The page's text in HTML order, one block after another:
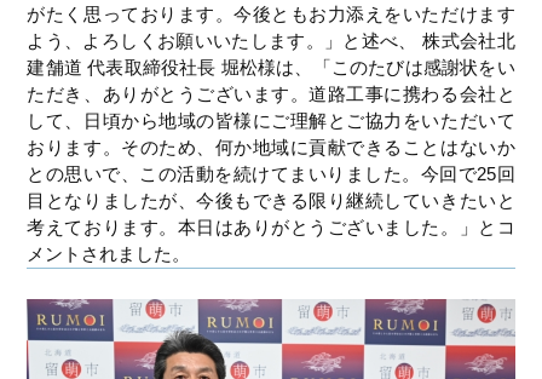
がたく思っております。今後ともお力添えをいただけます
よう、よろしくお願いいたします。」と述べ、 株式会社北
建舗道 代表取締役社長 堀松様は、「このたびは感謝状をい
ただき、ありがとうございます。道路工事に携わる会社と
して、日頃から地域の皆様にご理解とご協力をいただいて
おります。そのため、何か地域に貢献できることはないか
との思いで、この活動を続けてまいりました。今回で25回
目となりましたが、今後もできる限り継続していきたいと
考えております。本日はありがとうございました。」とコ
メントされました。